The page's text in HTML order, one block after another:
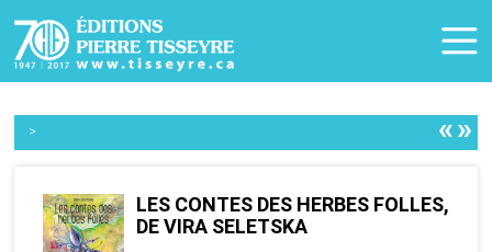
> «»
LES CONTES DES HERBES FOLLES,
DE VIRA SELETSKA